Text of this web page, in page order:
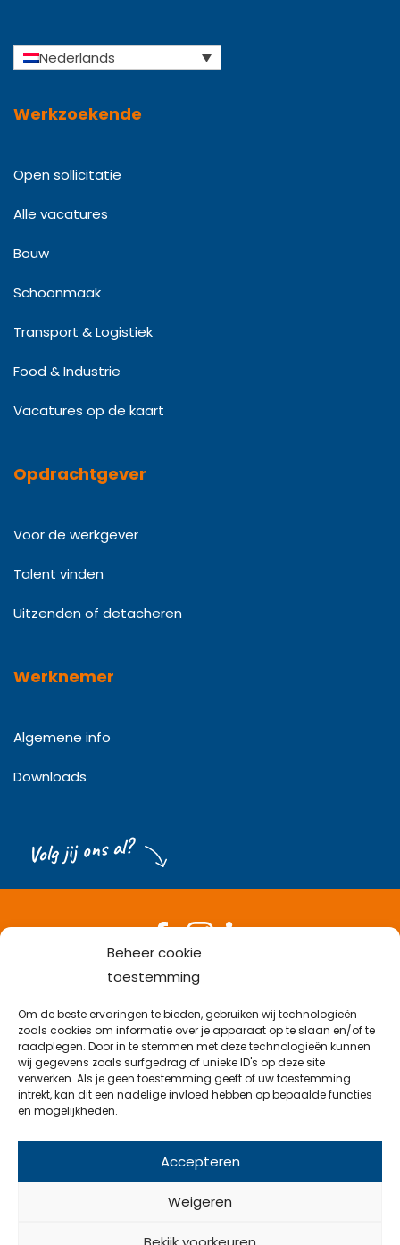
Beheer cookie
toestemming
Om de beste ervaringen te bieden, gebruiken wij technologieën
zoals cookies om informatie over je apparaat op te slaan en/of te
raadplegen. Door in te stemmen met deze technologieën kunnen
wij gegevens zoals surfgedrag of unieke ID's op deze site
verwerken. Als je geen toestemming geeft of uw toestemming
intrekt, kan dit een nadelige invloed hebben op bepaalde functies
en mogelijkheden.
Accepteren
Weigeren
Nederlands
Werkzoekende
Open sollicitatie
Alle vacatures
Bouw
Schoonmaak
Transport & Logistiek
Food & Industrie
Vacatures op de kaart
Opdrachtgever
Voor de werkgever
Talent vinden
Uitzenden of detacheren
Werknemer
Algemene info
Downloads
Volg jij ons al?
053-538 38 82
info@emveflex.com
Kom langs op kantoor
Najaarsweg 21 B, 7532 SK Enschede